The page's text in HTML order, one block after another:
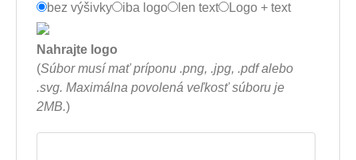
bez výšivky iba logo len text Logo + text
Nahrajte logo
(Súbor musí mať príponu .png, .jpg, .pdf alebo
.svg. Maximálna povolená veľkosť súboru je
2MB.)